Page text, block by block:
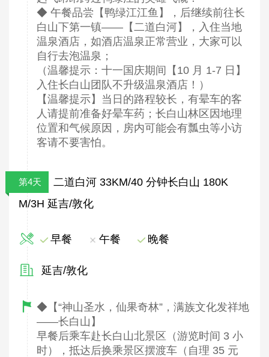
◆ 午餐品尝【鸭绿江江鱼】，后继续前往长
白山下第一镇——【二道白河】，入住当地
温泉酒店，如酒店温泉正常营业，大家可以
自行去泡温泉；
（温馨提示：十一国庆期间【10 月 1-7 日】
入住长白山团队不升级温泉酒店！）
【温馨提示】当日的路程较长，有晕车的客
人请提前准备好晕车药；长白山林区因地理
位置和气候原因，房内可能会有瓢虫等小访
客请不要害怕。
第4天
二道白河 33KM/40 分钟长白山 180K
M/3H 延吉/敦化
早餐 午餐 晚餐
延吉/敦化
◆【“神山圣水，仙果奇林”，满族文化发祥地
——长白山】
早餐后乘车赴长白山北景区（游览时间 3 小
时），抵达后换乘景区摆渡车（自理 35 元